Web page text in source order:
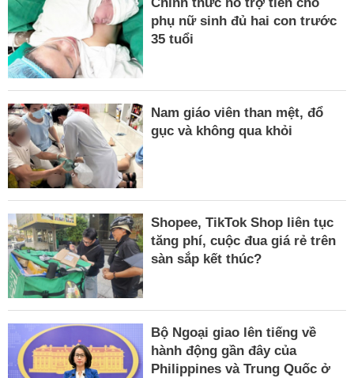
phụ nữ sinh đủ hai con trước
35 tuổi
Nam giáo viên than mệt, đổ
gục và không qua khỏi
Shopee, TikTok Shop liên tục
tăng phí, cuộc đua giá rẻ trên
sàn sắp kết thúc?
Bộ Ngoại giao lên tiếng về
hành động gần đây của
Philippines và Trung Quốc ở